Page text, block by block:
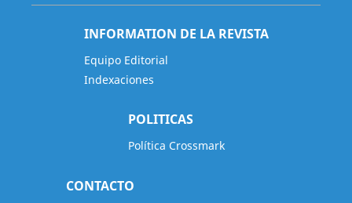
INFORMATION DE LA REVISTA
Equipo Editorial
Indexaciones
POLITICAS
Política Crossmark
CONTACTO